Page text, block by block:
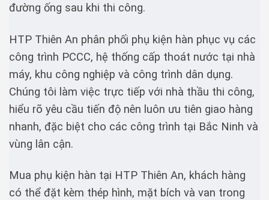
đường ống sau khi thi công.
HTP Thiên An phân phối phụ kiện hàn phục vụ các
công trình PCCC, hệ thống cấp thoát nước tại nhà
máy, khu công nghiệp và công trình dân dụng.
Chúng tôi làm việc trực tiếp với nhà thầu thi công,
hiểu rõ yêu cầu tiến độ nên luôn ưu tiên giao hàng
nhanh, đặc biệt cho các công trình tại Bắc Ninh và
vùng lân cận.
Mua phụ kiện hàn tại HTP Thiên An, khách hàng
có thể đặt kèm thép hình, mặt bích và van trong